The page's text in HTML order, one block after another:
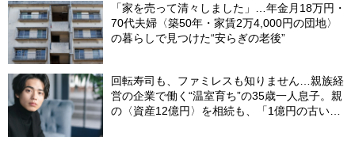
「家を売って清々しました」…年金月18万円・
70代夫婦〈築50年・家賃2万4,000円の団地〉
の暮らしで見つけた“安らぎの老後”
回転寿司も、ファミレスも知りません…親族経
営の企業で働く“温室育ち”の35歳一人息子。親
の〈資産12億円〉を相続も、「1億円の古いビ